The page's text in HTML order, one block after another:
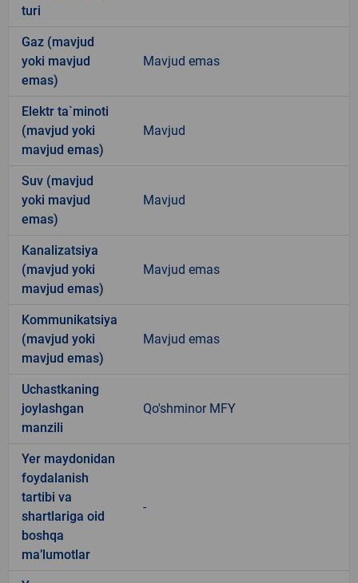
turi
Gaz (mavjud
yoki mavjud
emas)
Mavjud emas
Elektr ta`minoti
(mavjud yoki
mavjud emas)
Mavjud
Suv (mavjud
yoki mavjud
emas)
Mavjud
Kanalizatsiya
(mavjud yoki
mavjud emas)
Mavjud emas
Kommunikatsiya
(mavjud yoki
mavjud emas)
Mavjud emas
Uchastkaning
joylashgan
manzili
Qo'shminor MFY
Yer maydonidan
foydalanish
tartibi va
shartlariga oid
boshqa
ma’lumotlar
-